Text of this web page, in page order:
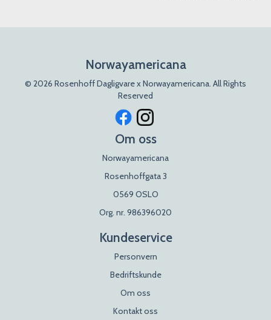
Norwayamericana
© 2026 Rosenhoff Dagligvare x Norwayamericana. All Rights
Reserved
Om oss
Norwayamericana
Rosenhoffgata 3
0569 OSLO
Org. nr. 986396020
Kundeservice
Personvern
Bedriftskunde
Om oss
Kontakt oss